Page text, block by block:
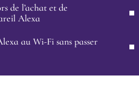
de l’achat et de
Alexa
au Wi-Fi sans passer